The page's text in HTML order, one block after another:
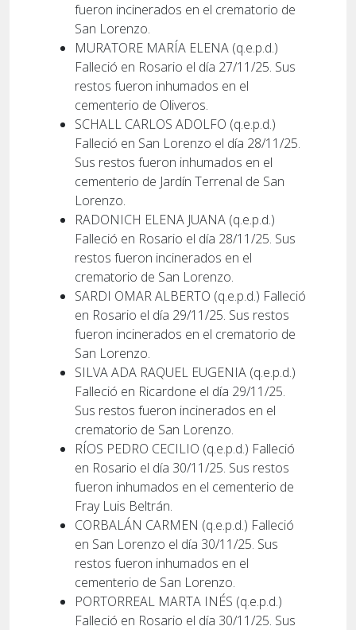
fueron incinerados en el crematorio de
San Lorenzo.
MURATORE MARÍA ELENA (q.e.p.d.)
Falleció en Rosario el día 27/11/25. Sus
restos fueron inhumados en el
cementerio de Oliveros.
SCHALL CARLOS ADOLFO (q.e.p.d.)
Falleció en San Lorenzo el día 28/11/25.
Sus restos fueron inhumados en el
cementerio de Jardín Terrenal de San
Lorenzo.
RADONICH ELENA JUANA (q.e.p.d.)
Falleció en Rosario el día 28/11/25. Sus
restos fueron incinerados en el
crematorio de San Lorenzo.
SARDI OMAR ALBERTO (q.e.p.d.) Falleció
en Rosario el día 29/11/25. Sus restos
fueron incinerados en el crematorio de
San Lorenzo.
SILVA ADA RAQUEL EUGENIA (q.e.p.d.)
Falleció en Ricardone el día 29/11/25.
Sus restos fueron incinerados en el
crematorio de San Lorenzo.
RÍOS PEDRO CECILIO (q.e.p.d.) Falleció
en Rosario el día 30/11/25. Sus restos
fueron inhumados en el cementerio de
Fray Luis Beltrán.
CORBALÁN CARMEN (q.e.p.d.) Falleció
en San Lorenzo el día 30/11/25. Sus
restos fueron inhumados en el
cementerio de San Lorenzo.
PORTORREAL MARTA INÉS (q.e.p.d.)
Falleció en Rosario el día 30/11/25. Sus